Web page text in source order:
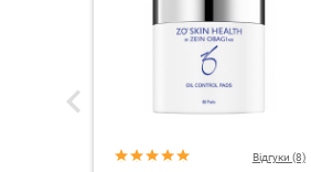
Відгуки (8)